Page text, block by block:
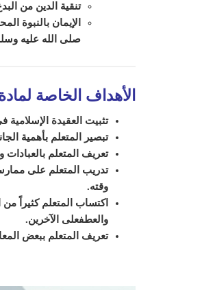
تنقية الدين من
الإيمان بالنبوة
صلى الله عليه
الأهداف الخاصة
تثبيت العقيدة
تبصير المتعلم بأهمية
تعريف المتعلم
تدريب المتعلم على
وقته.
اكتساب المتعلم كثيراً
والعطفعلى الآخرين.
تعريف المتعلم ببعض